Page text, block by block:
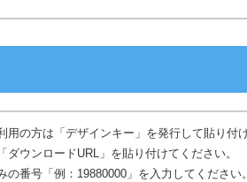
の方は「デザインキー」を発行して貼り付
ウンロードURL」を貼り付けてください。
番号「例：19880000」を入力してください。